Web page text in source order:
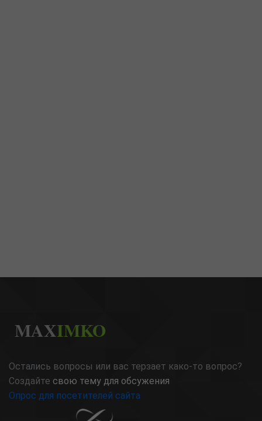
MAXIMKO
Остались вопросы или вас терзает како-то вопрос?
Создайте свою тему для обсужения
Опрос для посетителей сайта